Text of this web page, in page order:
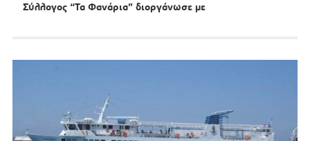
Σύλλογος “Τα Φανάρια” διοργάνωσε με